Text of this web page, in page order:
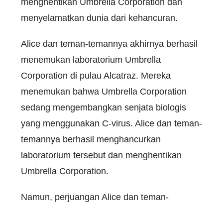
menyelamatkan dunia dari kehancuran.
Alice dan teman-temannya akhirnya berhasil
menemukan laboratorium Umbrella
Corporation di pulau Alcatraz. Mereka
menemukan bahwa Umbrella Corporation
sedang mengembangkan senjata biologis
yang menggunakan C-virus. Alice dan teman-
temannya berhasil menghancurkan
laboratorium tersebut dan menghentikan
Umbrella Corporation.
Namun, perjuangan Alice dan teman-